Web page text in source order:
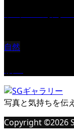
自然
写真と気持ちを伝
Copyright ©2026